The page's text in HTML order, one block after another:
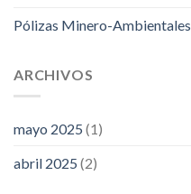
Pólizas Minero-Ambientales
ARCHIVOS
mayo 2025 (1)
abril 2025 (2)